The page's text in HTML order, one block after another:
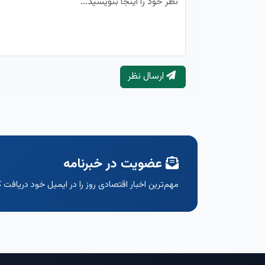
ارسال نظر
عضویت در خبرنامه
مهم‌ترین اخبار اقتصادی روز را در ایمیل خود دریافت